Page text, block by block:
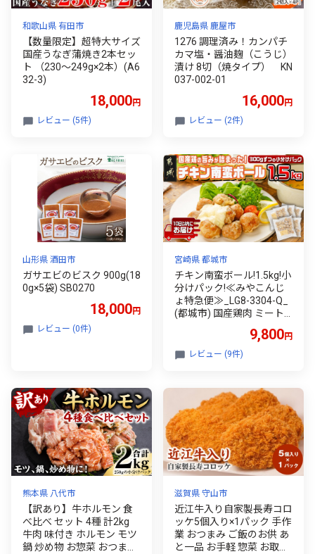
和歌山県 有田市
【数量限定】超特大サイズ
国産うなぎ蒲焼き2本セッ
ト （230～249g×2本）(A6
32-3)
18,000円
レビュー (5件)
鹿児島県 鹿屋市
1276 調理済み！カンパチ
カマ塩・醤油麹（こうじ）
漬け 8切（焼タイプ） KN
037-002-01
16,000円
レビュー (2件)
山形県 酒田市
ガサエビのビスク 900g(18
0g×5袋) SB0270
18,000円
レビュー (0件)
宮崎県 都城市
チキン南蛮ボール!1.5kg!小
分けパック!≪みやこんじ
ょ特急便≫_LG8-3304-Q_
(都城市) 国産鶏肉 ミート
ボール 特製タルタル お弁
当 おかず 備蓄用 サッと 調
9,800円
レビュー (9件)
熊本県 八代市
【訳あり】牛ホルモン 食
べ比べ セット 4種 計2kg
牛肉 味付き ホルモン モツ
鍋 炒め物 お惣菜 おつまみ
滋賀県 守山市
近江牛入り自家製長寿コロ
ッケ5個入り×1パック 手作
業 おつまみ ご飯のお供 あ
と一品 お手軽 惣菜 お取り